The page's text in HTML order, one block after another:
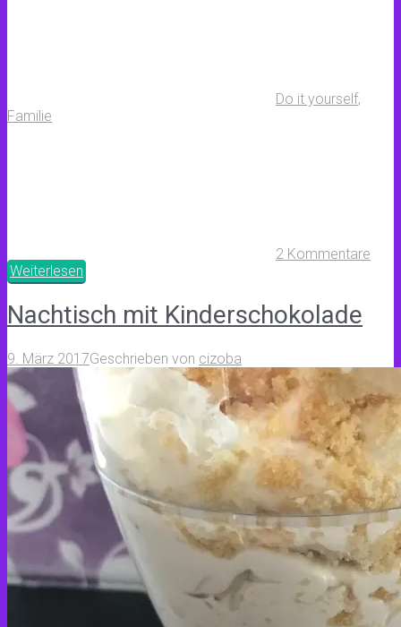
Do it yourself,
Familie
2 Kommentare
Weiterlesen
Nachtisch mit Kinderschokolade
9. März 2017Geschrieben von cizoba